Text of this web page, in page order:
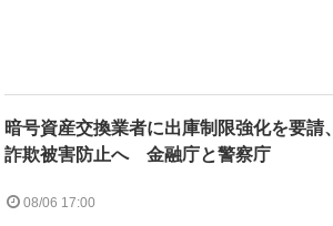
暗号資産交換業者に出庫制限強化を要請、
詐欺被害防止へ 金融庁と警察庁
08/06 17:00